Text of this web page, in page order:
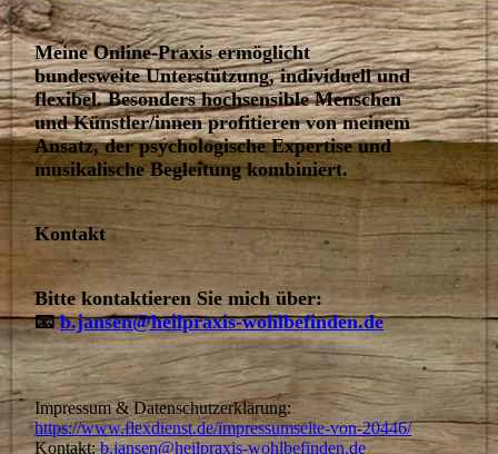
Meine Online-Praxis ermöglicht
bundesweite Unterstützung, individuell und
flexibel. Besonders hochsensible Menschen
und Künstler/innen profitieren von meinem
Ansatz, der psychologische Expertise und
musikalische Begleitung kombiniert.
Kontakt
Bitte kontaktieren Sie mich über:
📧b.jansen@heilpraxis-wohlbefinden.de
Impressum & Datenschutzerklärung:
https://www.flexdienst.de/impressumseite-von-20446/
Kontakt:b.jansen@heilpraxis-wohlbefinden.de